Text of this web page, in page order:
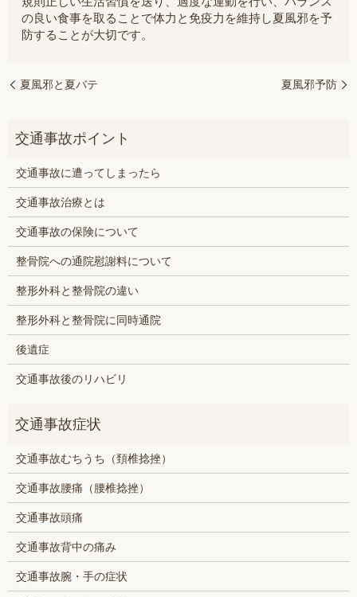
の良い食事を取ることで体力と免疫力を維持し夏風邪を予
防することが大切です。
夏風邪と夏バテ 夏風邪予防
交通事故に遭ってしまったら
交通事故治療とは
交通事故の保険について
整骨院への通院慰謝料について
整形外科と整骨院の違い
整形外科と整骨院に同時通院
後遺症
交通事故後のリハビリ
交通事故むちうち（頚椎捻挫）
交通事故腰痛（腰椎捻挫）
交通事故頭痛
交通事故背中の痛み
交通事故腕・手の症状